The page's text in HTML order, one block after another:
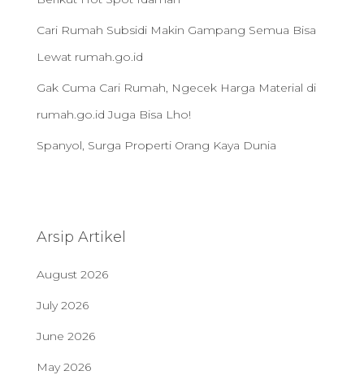
Cari Rumah Subsidi Makin Gampang Semua Bisa
Lewat rumah.go.id
Gak Cuma Cari Rumah, Ngecek Harga Material di
rumah.go.id Juga Bisa Lho!
Spanyol, Surga Properti Orang Kaya Dunia
Arsip Artikel
August 2026
July 2026
June 2026
May 2026